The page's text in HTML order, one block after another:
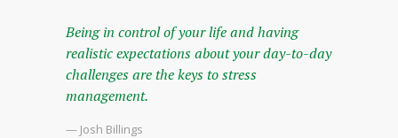
Being in control of your life and having
realistic expectations about your day-to-day
challenges are the keys to stress
management.
— Josh Billings